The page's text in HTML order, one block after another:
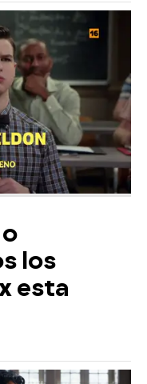
los
esta